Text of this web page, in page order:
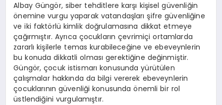
Albay Güngör, siber tehditlere karşı kişisel güvenliğin
önemine vurgu yaparak vatandaşları şifre güvenliğine
ve iki faktörlü kimlik doğrulamasına dikkat etmeye
çağırmıştır. Ayrıca çocukların çevrimiçi ortamlarda
zararlı kişilerle temas kurabileceğine ve ebeveynlerin
bu konuda dikkatli olması gerektiğine değinmiştir.
Güngör, çocuk istismarı konusunda yürütülen
çalışmalar hakkında da bilgi vererek ebeveynlerin
çocuklarının güvenliği konusunda önemli bir rol
üstlendiğini vurgulamıştır.